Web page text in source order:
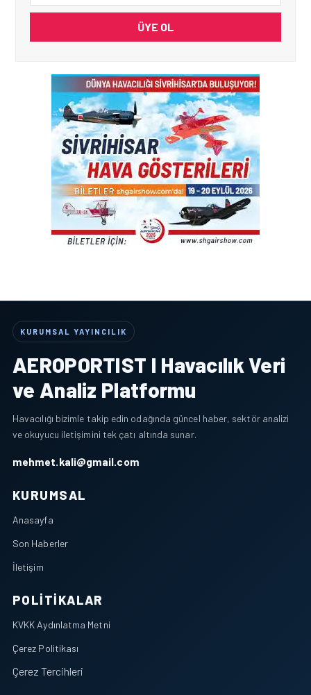
ÜYE OL
KURUMSAL YAYINCILIK
AEROPORTIST I Havacılık Veri
ve Analiz Platformu
Havacılığı bizimle takip edin odağında güncel haber, sektör analizi
ve okuyucu iletişimini tek çatı altında sunar.
mehmet.kali@gmail.com
KURUMSAL
Anasayfa
Son Haberler
İletişim
POLITIKALAR
KVKK Aydınlatma Metni
Çerez Politikası
Çerez Tercihleri